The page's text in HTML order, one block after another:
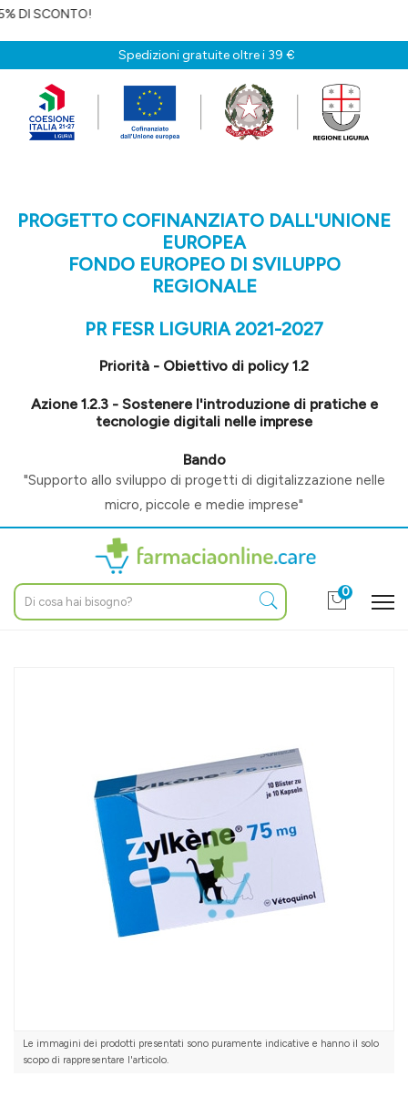
Spedizioni gratuite oltre i 39 €
PROGETTO COFINANZIATO DALL'UNIONE
EUROPEA
FONDO EUROPEO DI SVILUPPO
REGIONALE
PR FESR LIGURIA 2021-2027
Priorità - Obiettivo di policy 1.2
Azione 1.2.3 - Sostenere l'introduzione di pratiche e
tecnologie digitali nelle imprese
Bando
"Supporto allo sviluppo di progetti di digitalizzazione nelle
micro, piccole e medie imprese"
0
Le immagini dei prodotti presentati sono puramente indicative e hanno il solo
scopo di rappresentare l'articolo.